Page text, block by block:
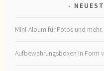
Mini-Album für Fotos und
Aufbewahrungsboxen in Form